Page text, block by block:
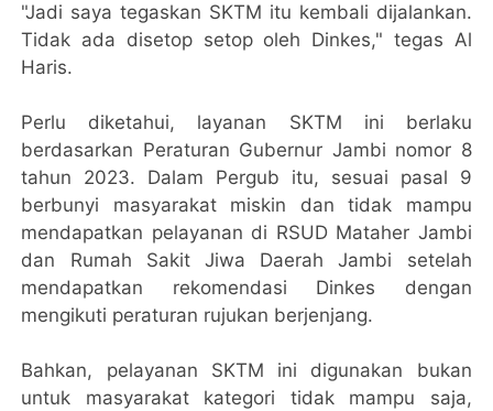
"Jadi saya tegaskan SKTM itu kembali dijalankan.
Tidak ada disetop setop oleh Dinkes," tegas Al
Haris.
Perlu diketahui, layanan SKTM ini berlaku
berdasarkan Peraturan Gubernur Jambi nomor 8
tahun 2023. Dalam Pergub itu, sesuai pasal 9
berbunyi masyarakat miskin dan tidak mampu
mendapatkan pelayanan di RSUD Mataher Jambi
dan Rumah Sakit Jiwa Daerah Jambi setelah
mendapatkan rekomendasi Dinkes dengan
mengikuti peraturan rujukan berjenjang.
Bahkan, pelayanan SKTM ini digunakan bukan
untuk masyarakat kategori tidak mampu saja,